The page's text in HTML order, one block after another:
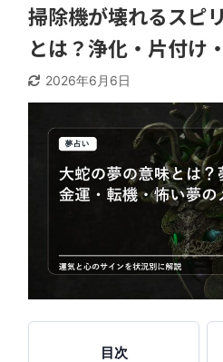
掃除機が壊れるスピ
とは？浄化・片付け
2026年6月6日
目次